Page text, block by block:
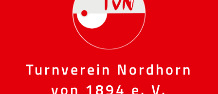
Turnverein Nordhorn